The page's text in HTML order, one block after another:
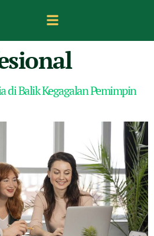
di Balik Kegagalan Pemimpin